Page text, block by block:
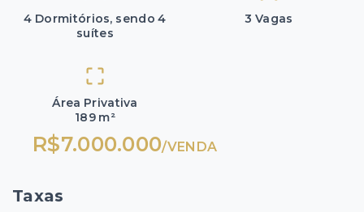
4 Dormitórios, sendo 4
suítes
3 Vagas
Área Privativa
189 m²
R$7.000.000/VENDA
Taxas